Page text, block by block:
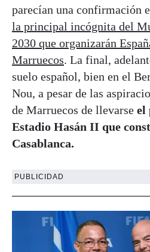
parecían una confirmación
la principal incógnita del
2030 que organizarán
Marruecos. La final,
suelo español, bien en el
Nou, a pesar de las
de Marruecos de llevarse el
Estadio Hasán II que
Casablanca.
PUBLICIDAD